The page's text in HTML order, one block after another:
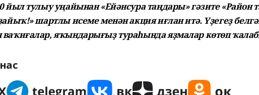
йыл тулыу уңайынан «Ейәнсура таңдары» гәзите «Район
шартлы исеме менән акция иғлан итә. Үҙегеҙ
яҡындарығыҙ тураһында яҙмалар көтөп